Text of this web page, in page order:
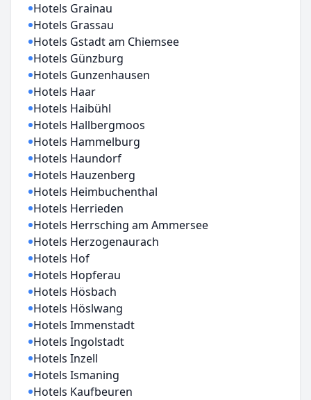
Hotels Grainau
Hotels Grassau
Hotels Gstadt am Chiemsee
Hotels Günzburg
Hotels Gunzenhausen
Hotels Haar
Hotels Haibühl
Hotels Hallbergmoos
Hotels Hammelburg
Hotels Haundorf
Hotels Hauzenberg
Hotels Heimbuchenthal
Hotels Herrieden
Hotels Herrsching am Ammersee
Hotels Herzogenaurach
Hotels Hof
Hotels Hopferau
Hotels Hösbach
Hotels Höslwang
Hotels Immenstadt
Hotels Ingolstadt
Hotels Inzell
Hotels Ismaning
Hotels Kaufbeuren